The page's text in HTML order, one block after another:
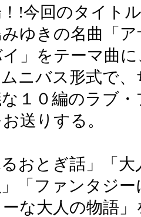
!今回のタイト
ゆきの名曲「ア
」をテーマ曲に
ニバス形式で、
１０編のラブ・
送りする。
るおとぎ話」「大
「ファンタジー
な大人の物語」